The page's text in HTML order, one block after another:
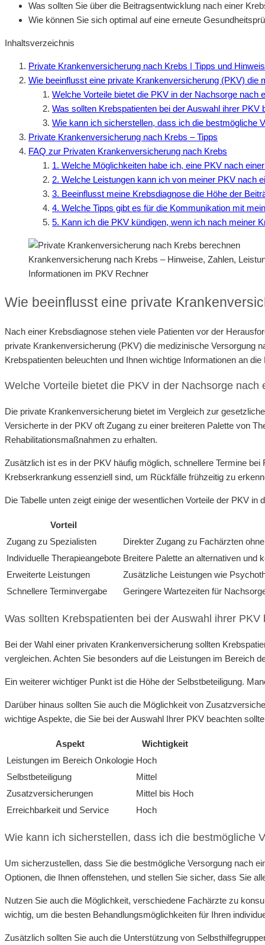
Was sollten Sie über die Beitragsentwicklung nach einer
Wie können Sie sich optimal auf eine erneute
Inhaltsverzeichnis
Private Krankenversicherung nach Krebs | Tipps und
Wie beeinflusst eine private Krankenversicherung (PKV) die
Welche Vorteile bietet die PKV in der Nachsorge nach
Was sollten Krebspatienten bei der Auswahl ihrer PKV
Wie kann ich sicherstellen, dass ich die bestmögliche
Private Krankenversicherung nach Krebs – Tipps
FAQ zur Privaten Krankenversicherung nach Krebs
1. Welche Möglichkeiten habe ich, eine PKV nach
2. Welche Leistungen kann ich von meiner PKV nach
3. Beeinflusst meine Krebsdiagnose die Höhe der
4. Welche Tipps gibt es für die Kommunikation mit
5. Kann ich die PKV kündigen, wenn ich nach meiner
Krankenversicherung nach Krebs – Hinweise, Zahlen,
Informationen im PKV Rechner
Wie beeinflusst eine private
Nach einer Krebsdiagnose stehen viele Patienten vor der
private Krankenversicherung (PKV) die medizinische Versorgung
Krebspatienten beleuchten und Ihnen wichtige Informationen an die
Welche Vorteile bietet die PKV in der Nachsorge nach
Die private Krankenversicherung bietet im Vergleich zur
Versicherte in der PKV oft Zugang zu einer breiteren Palette von
Rehabilitationsmaßnahmen zu erhalten.
Zusätzlich ist es in der PKV häufig möglich, schnellere Termine
Krebserkrankung essenziell sind, um Rückfälle frühzeitig zu
Die Tabelle unten zeigt einige der wesentlichen Vorteile der PKV in
Vorteil
Zugang zu Spezialisten
Direkter Zugang zu Fachärzten
Individuelle Therapieangebote Breitere Palette an alternativen und
Erweiterte Leistungen
Zusätzliche Leistungen wie
Schnellere Terminvergabe
Geringere Wartezeiten für
Was sollten Krebspatienten bei der Auswahl ihrer PKV
Bei der Wahl einer privaten Krankenversicherung sollten
vergleichen. Achten Sie besonders auf die Leistungen im Bereich
Ein weiterer wichtiger Punkt ist die Höhe der Selbstbeteiligung.
Darüber hinaus sollten Sie auch die Möglichkeit von
wichtige Aspekte, die Sie bei der Auswahl Ihrer PKV beachten
Aspekt
Wichtigkeit
Leistungen im Bereich Onkologie Hoch
Selbstbeteiligung
Mittel
Zusatzversicherungen
Mittel bis Hoch
Erreichbarkeit und Service
Hoch
Wie kann ich sicherstellen, dass ich die bestmögliche
Um sicherzustellen, dass Sie die bestmögliche Versorgung nach
Optionen, die Ihnen offenstehen, und stellen Sie sicher, dass Sie
Nutzen Sie auch die Möglichkeit, verschiedene Fachärzte zu
wichtig, um die besten Behandlungsmöglichkeiten für Ihren
Zusätzlich sollten Sie auch die Unterstützung von